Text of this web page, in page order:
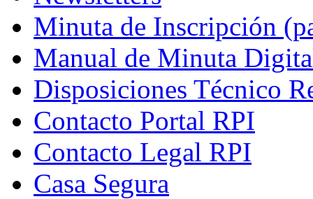
Minuta de Inscripción
Manual de Minuta
Disposiciones Técnico
Contacto Portal RPI
Contacto Legal RPI
Casa Segura